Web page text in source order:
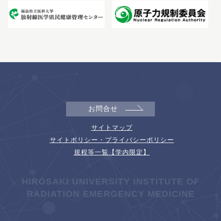
お問合せ
サイトマップ
サイトポリシー・プライバシーポリシー
規程等一覧【学内限定】
HIROSAKI UNIVERSITY INSTITUTE OF
RADIATION EMERGENCY MEDICINE